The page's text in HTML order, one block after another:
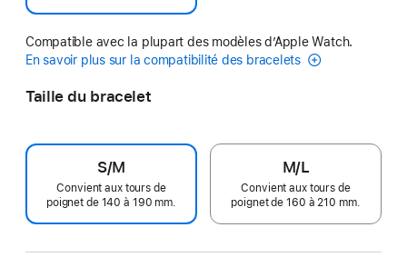
Compatible avec la plupart des modèles d’Apple Watch.
En savoir plus sur la compatibilité des bracelets
Taille du bracelet
S/M
Convient aux tours de
poignet de 140 à 190 mm.
M/L
Convient aux tours de
poignet de 160 à 210 mm.